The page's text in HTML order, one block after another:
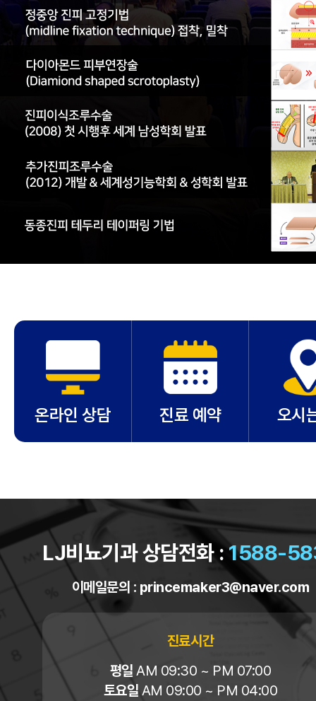
온라인 상담 진료 예약 오시
LJ비뇨기과 상담전화 :1588-
이메일문의 : princemaker3@naver.com
진료시간
평일 AM 09:30 ~ PM 07:00
토요일 AM 09:00 ~ PM 04:00